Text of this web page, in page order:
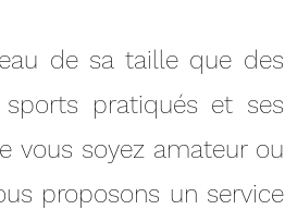
de sa taille que des
pratiqués et ses
vous soyez amateur ou
proposons un service